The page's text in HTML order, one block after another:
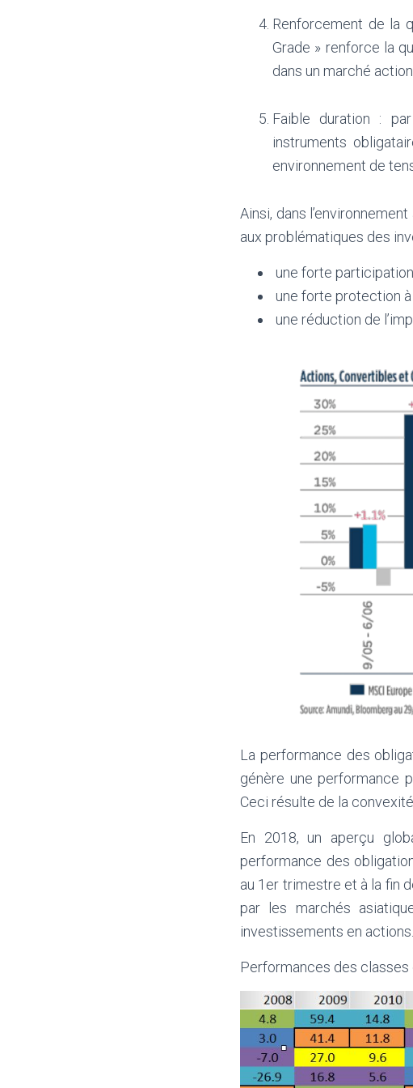
Renforcement de la
Grade » renforce la
dans un marché
Faible duration :
instruments
environnement de
Ainsi, dans
aux problématiques des
une forte
une forte protection
une réduction de
La performance des
génère une performance
Ceci résulte de la
En 2018, un aperçu
performance des
au 1er trimestre et à la fin
par les marchés
investissements en actions.
Performances des classes